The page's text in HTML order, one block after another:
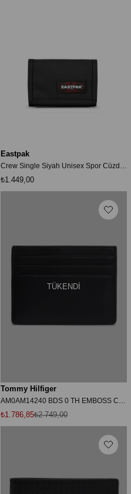
Eastpak
₺1.449,00
TÜKENDI
Tommy Hilfiger
AM0AM14240 BDS 0 TH EMBOSS CC KARTLIK
₺1.786,85₺2.749,00